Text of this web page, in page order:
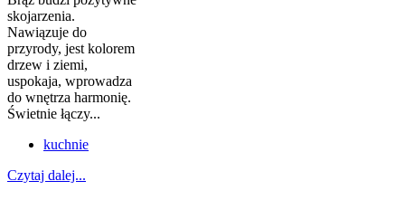
skojarzenia.
Nawiązuje do
przyrody, jest kolorem
drzew i ziemi,
uspokaja, wprowadza
do wnętrza harmonię.
Świetnie łączy...
kuchnie
Czytaj dalej...